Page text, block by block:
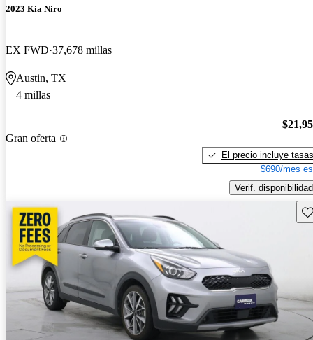
2023 Kia Niro
EX FWD 37,678 millas
Austin, TX
4 millas
Gran oferta
El precio incluye tasas
$690/mes
Verif. disponibilidad